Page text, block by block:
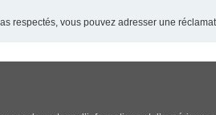
respectés, vous pouvez adresser une